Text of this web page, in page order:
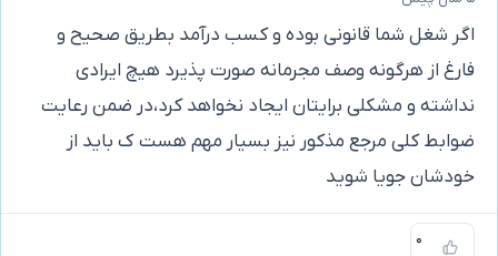
اگر شغل شما قانونی بوده و کسب درآمد بطریق صحیح و
فارغ از هرگونه وصف مجرمانه صورت پذیرد هیچ ایرادی
نداشته و مشکلی برایتان ایجاد نخواهد کرد،در ضمن رعایت
ضوابط کلی مرجع مذکور نیز بسیار مهم هست ک باید از
خودشان جویا شوید
۰